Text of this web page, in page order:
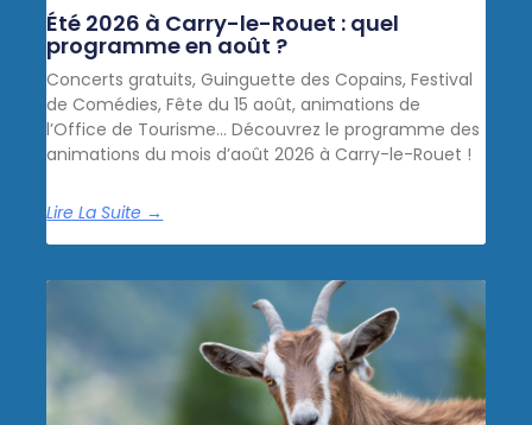
Été 2026 à Carry-le-Rouet : quel
programme en août ?
Concerts gratuits, Guinguette des Copains, Festival
de Comédies, Fête du 15 août, animations de
l’Office de Tourisme… Découvrez le programme des
animations du mois d’août 2026 à Carry-le-Rouet !
Lire La Suite →